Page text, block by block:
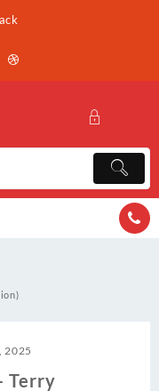
2025
Terry